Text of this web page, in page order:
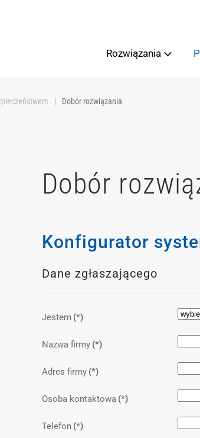
Rozwiązania
Dobór rozwiązania
Dobór
Konfigurator
Dane zgłaszającego
Jestem (*)
Nazwa firmy (*)
Adres firmy (*)
Osoba kontaktowa (*)
Telefon (*)